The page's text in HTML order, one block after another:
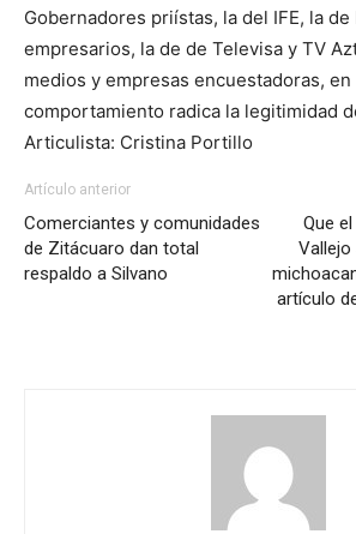
Gobernadores priístas, la del IFE, la
empresarios, la de de Televisa y TV
medios y empresas encuestadoras, en
comportamiento radica la legitimidad
Articulista: Cristina Portillo
Artículo anterior
Comerciantes y comunidades
de Zitácuaro dan total
respaldo a Silvano
Que
Vallejo
artículo